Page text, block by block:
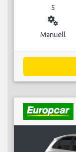
5
miscellaneous_services
Manuell